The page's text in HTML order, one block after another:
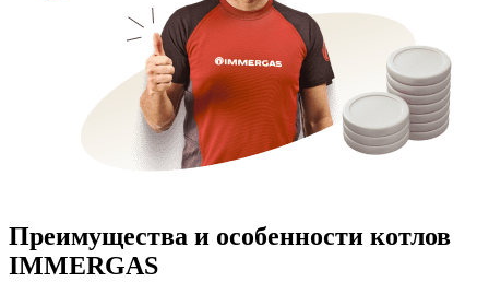
Преимущества и особенности котлов
IMMERGAS